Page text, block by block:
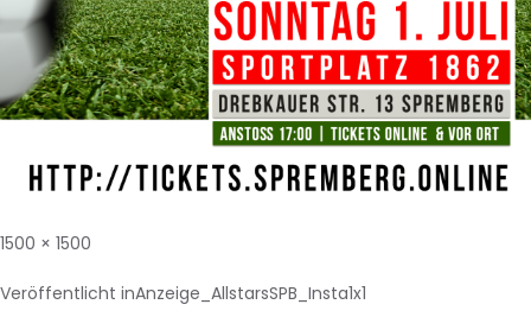
1500 × 1500
Veröffentlicht inAnzeige_AllstarsSPB_Insta1x1